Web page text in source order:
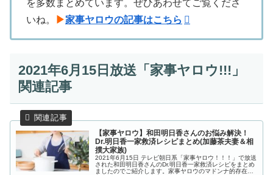
を多数まとめています。ぜひあわせてご覧くださ
いね。
▶家事ヤロウの記事はこちら
2021年6月15日放送「家事ヤロウ!!!」
関連記事
【家事ヤロウ】和田明日香さんのお悩み解決！
Dr.明日香一家救済レシピまとめ(加藤茶夫妻＆相
撲大家族)
2021年6月15日 テレビ朝日系「家事ヤロウ！！！」で放送
された和田明日香さんのDr.明日香一家救済レシピをまとめ
ましたのでご紹介します。家事ヤロウのマドンナ的存在、